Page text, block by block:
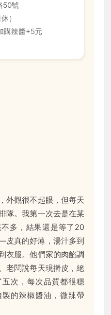
50號
）
購辣醬+5元
外觀很不起眼，但每天
隊。我第一次去是在某
多，結果還是等了20
真的好薄，湯汁多到
衣服。他們家的肉餡調
老闆說每天現擀皮，絕
次，每次品質都很穩
的辣椒醬油，微辣帶